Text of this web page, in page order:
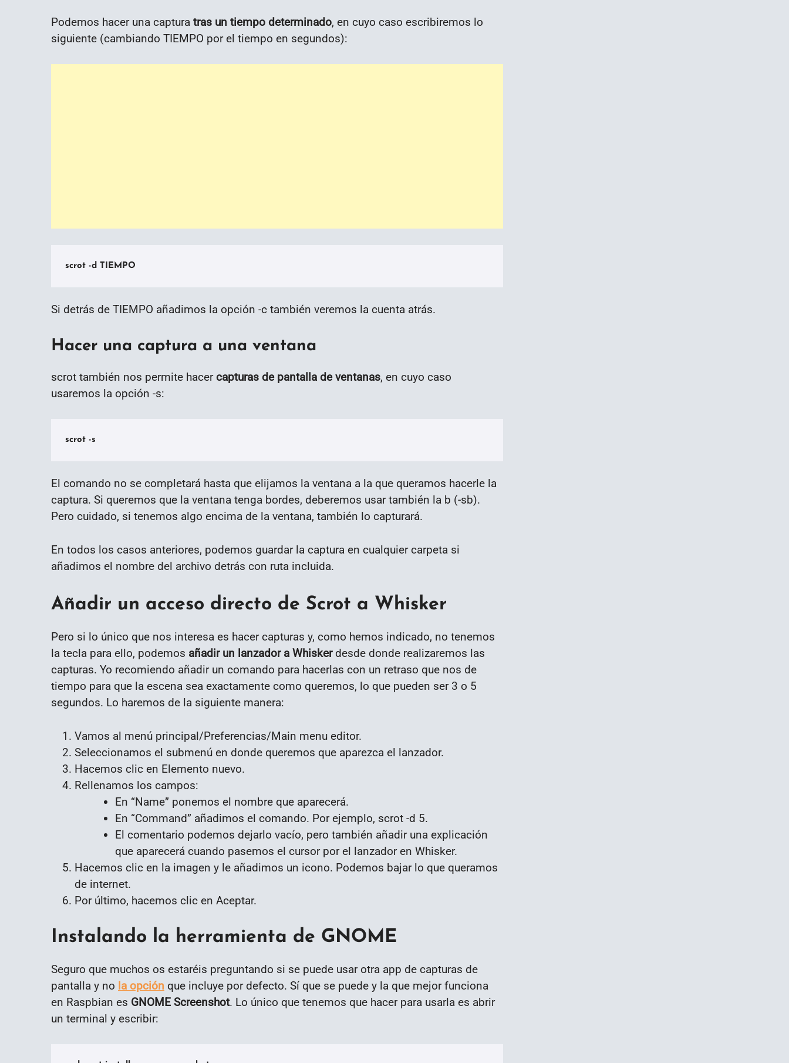
Podemos hacer una captura tras un tiempo determinado, en cuyo caso escribiremos lo
siguiente (cambiando TIEMPO por el tiempo en segundos):
scrot -d TIEMPO
Si detrás de TIEMPO añadimos la opción -c también veremos la cuenta atrás.
Hacer una captura a una ventana
scrot también nos permite hacercapturas de pantalla de ventanas, en cuyo caso
usaremos la opción -s:
scrot -s
El comando no se completará hasta que elijamos la ventana a la que queramos hacerle la
captura. Si queremos que la ventana tenga bordes, deberemos usar también la b (-sb).
Pero cuidado, si tenemos algo encima de la ventana, también lo capturará.
En todos los casos anteriores, podemos guardar la captura en cualquier carpeta si
añadimos el nombre del archivo detrás con ruta incluida.
Añadir un acceso directo de Scrot a Whisker
Pero si lo único que nos interesa es hacer capturas y, como hemos indicado, no tenemos
la tecla para ello, podemos añadir un lanzador a Whiskerdesde donde realizaremos las
capturas. Yo recomiendo añadir un comando para hacerlas con un retraso que nos de
tiempo para que la escena sea exactamente como queremos, lo que pueden ser 3 o 5
segundos. Lo haremos de la siguiente manera:
Vamos al menú principal/Preferencias/Main menu editor.
Seleccionamos el submenú en donde queremos que aparezca el lanzador.
Hacemos clic en Elemento nuevo.
Rellenamos los campos:
En “Name” ponemos el nombre que aparecerá.
En “Command” añadimos el comando. Por ejemplo, scrot -d 5.
El comentario podemos dejarlo vacío, pero también añadir una explicación
que aparecerá cuando pasemos el cursor por el lanzador en Whisker.
Hacemos clic en la imagen y le añadimos un icono. Podemos bajar lo que queramos
de internet.
Por último, hacemos clic en Aceptar.
Instalando la herramienta de GNOME
Seguro que muchos os estaréis preguntando si se puede usar otra app de capturas de
pantalla y no la opción que incluye por defecto. Sí que se puede y la que mejor funciona
en Raspbian es GNOME Screenshot. Lo único que tenemos que hacer para usarla es abrir
un terminal y escribir: